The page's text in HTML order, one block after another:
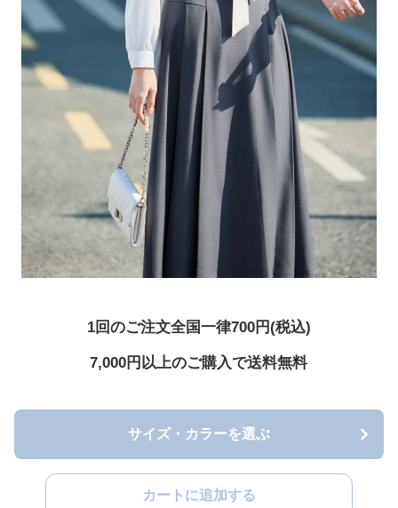
1回のご注文全国一律700円(税込)
7,000円以上のご購入で送料無料
サイズ・カラーを選ぶ
カートに追加する